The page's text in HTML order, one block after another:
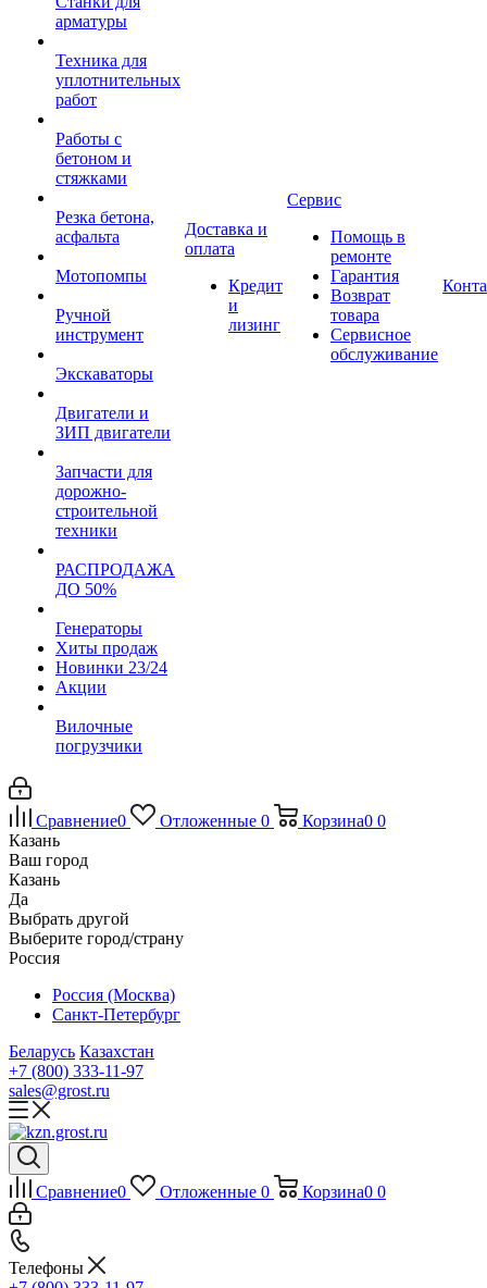
арматуры
Техника для
уплотнительных
работ
Работы с
бетоном и
стяжками
Резка бетона,
асфальта
Мотопомпы
Ручной
инструмент
Экскаваторы
Двигатели и
ЗИП двигатели
Запчасти для
дорожно-
строительной
техники
РАСПРОДАЖА
ДО 50%
Генераторы
Хиты продаж
Новинки 23/24
Акции
Вилочные
погрузчики
Доставка и
оплата
Кредит
и
лизинг
Сервис
Помощь в
ремонте
Гарантия
Возврат
товара
Сервисное
обслуживание
Сравнение0 Отложенные 0 Корзина0 0
Казань
Ваш город
Казань
Да
Выбрать другой
Выберите город/страну
Россия
Россия (Москва)
Санкт-Петербург
Беларусь Казахстан
+7 (800) 333-11-97
sales@grost.ru
Сравнение0 Отложенные 0 Корзина0 0
Телефоны